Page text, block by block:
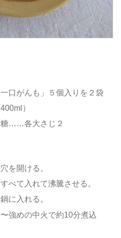
口がんも」５個入りを２袋
）
糖……各大さじ２
を開ける。
べて入れて沸騰させる。
に入れる。
強めの中火で約10分煮込